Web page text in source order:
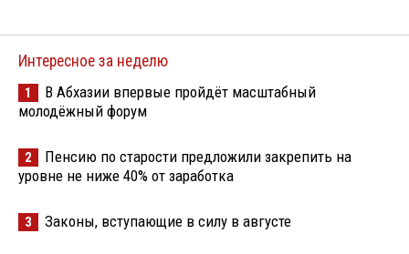
Интересное за неделю
1
В Абхазии впервые пройдёт масштабный
молодёжный форум
2
Пенсию по старости предложили закрепить на
уровне не ниже 40% от заработка
3 Законы, вступающие в силу в августе